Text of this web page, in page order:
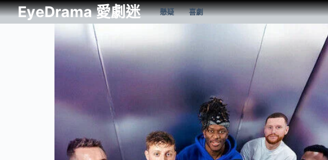
EyeDrama 愛劇迷 懸疑 喜劇